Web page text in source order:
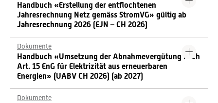
Handbuch «Erstellung der entflochtenen
Jahresrechnung Netz gemäss StromVG» gültig ab
Jahresrechnung 2026 (EJN – CH 2026)
Dokumente
Handbuch «Umsetzung der Abnahmevergütung nach
Art. 15 EnG für Elektrizität aus erneuerbaren
Energien» (UABV CH 2026) (ab 2027)
Dokumente